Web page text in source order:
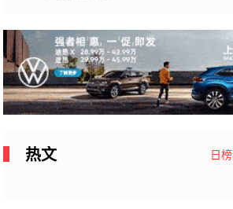
热文 日榜